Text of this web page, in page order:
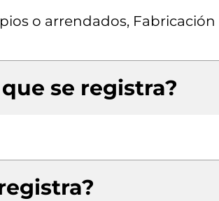
o arrendados, Fabricación
se registra?